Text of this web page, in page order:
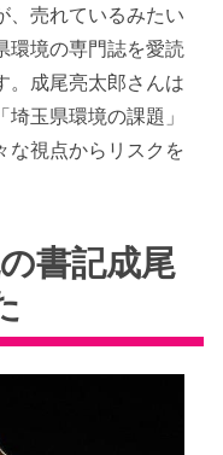
、売れているみたい
環境の専門誌を愛読
。成尾亮太郎さんは
玉県環境の課題」
な視点からリスクを
書記成尾